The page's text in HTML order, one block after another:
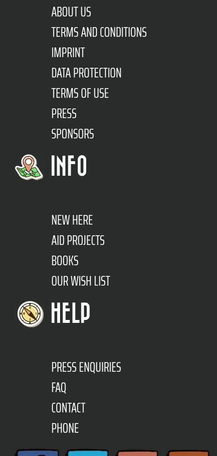
ABOUT US
TERMS AND CONDITIONS
IMPRINT
DATA PROTECTION
TERMS OF USE
PRESS
SPONSORS
INFO
NEW HERE
AID PROJECTS
BOOKS
OUR WISH LIST
HELP
PRESS ENQUIRIES
FAQ
CONTACT
PHONE